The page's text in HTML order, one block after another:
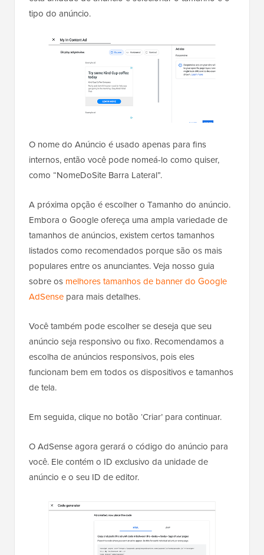
tipo do anúncio.
O nome do Anúncio é usado apenas para fins
internos, então você pode nomeá-lo como quiser,
como “NomeDoSite Barra Lateral”.
A próxima opção é escolher o Tamanho do anúncio.
Embora o Google ofereça uma ampla variedade de
tamanhos de anúncios, existem certos tamanhos
listados como recomendados porque são os mais
populares entre os anunciantes. Veja nosso guia
sobre os melhores tamanhos de banner do Google
AdSense para mais detalhes.
Você também pode escolher se deseja que seu
anúncio seja responsivo ou fixo. Recomendamos a
escolha de anúncios responsivos, pois eles
funcionam bem em todos os dispositivos e tamanhos
de tela.
Em seguida, clique no botão ‘Criar’ para continuar.
O AdSense agora gerará o código do anúncio para
você. Ele contém o ID exclusivo da unidade de
anúncio e o seu ID de editor.